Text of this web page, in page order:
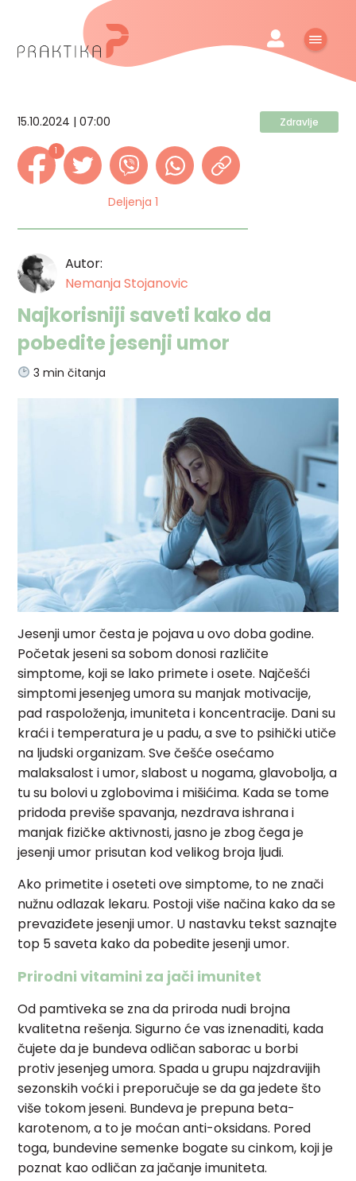
15.10.2024 | 07:00 Zdravlje
1
Deljenja 1
Autor:
Nemanja Stojanovic
Najkorisniji saveti kako da
pobedite jesenji umor
3 min čitanja
Jesenji umor česta je pojava u ovo doba godine.
Početak jeseni sa sobom donosi različite
simptome, koji se lako primete i osete. Najčešći
simptomi jesenjeg umora su manjak motivacije,
pad raspoloženja, imuniteta i koncentracije. Dani su
kraći i temperatura je u padu, a sve to psihički utiče
na ljudski organizam. Sve češće osećamo
malaksalost i umor, slabost u nogama, glavobolja, a
tu su bolovi u zglobovima i mišićima. Kada se tome
pridoda previše spavanja, nezdrava ishrana i
manjak fizičke aktivnosti, jasno je zbog čega je
jesenji umor prisutan kod velikog broja ljudi.
Ako primetite i oseteti ove simptome, to ne znači
nužnu odlazak lekaru. Postoji više načina kako da se
prevaziđete jesenji umor. U nastavku tekst saznajte
top 5 saveta kako da pobedite jesenji umor.
Prirodni vitamini za jači imunitet
Od pamtiveka se zna da priroda nudi brojna
kvalitetna rešenja. Sigurno će vas iznenaditi, kada
čujete da je bundeva odličan saborac u borbi
protiv jesenjeg umora. Spada u grupu najzdravijih
sezonskih voćki i preporučuje se da ga jedete što
više tokom jeseni. Bundeva je prepuna beta-
karotenom, a to je moćan anti-oksidans. Pored
toga, bundevine semenke bogate su cinkom, koji je
poznat kao odličan za jačanje imuniteta.